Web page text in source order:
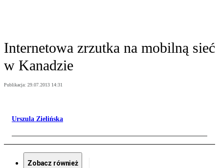
Internetowa zrzutka na mobilną sieć
w Kanadzie
Publikacja: 29.07.2013 14:31
Urszula Zielińska
Zobacz również